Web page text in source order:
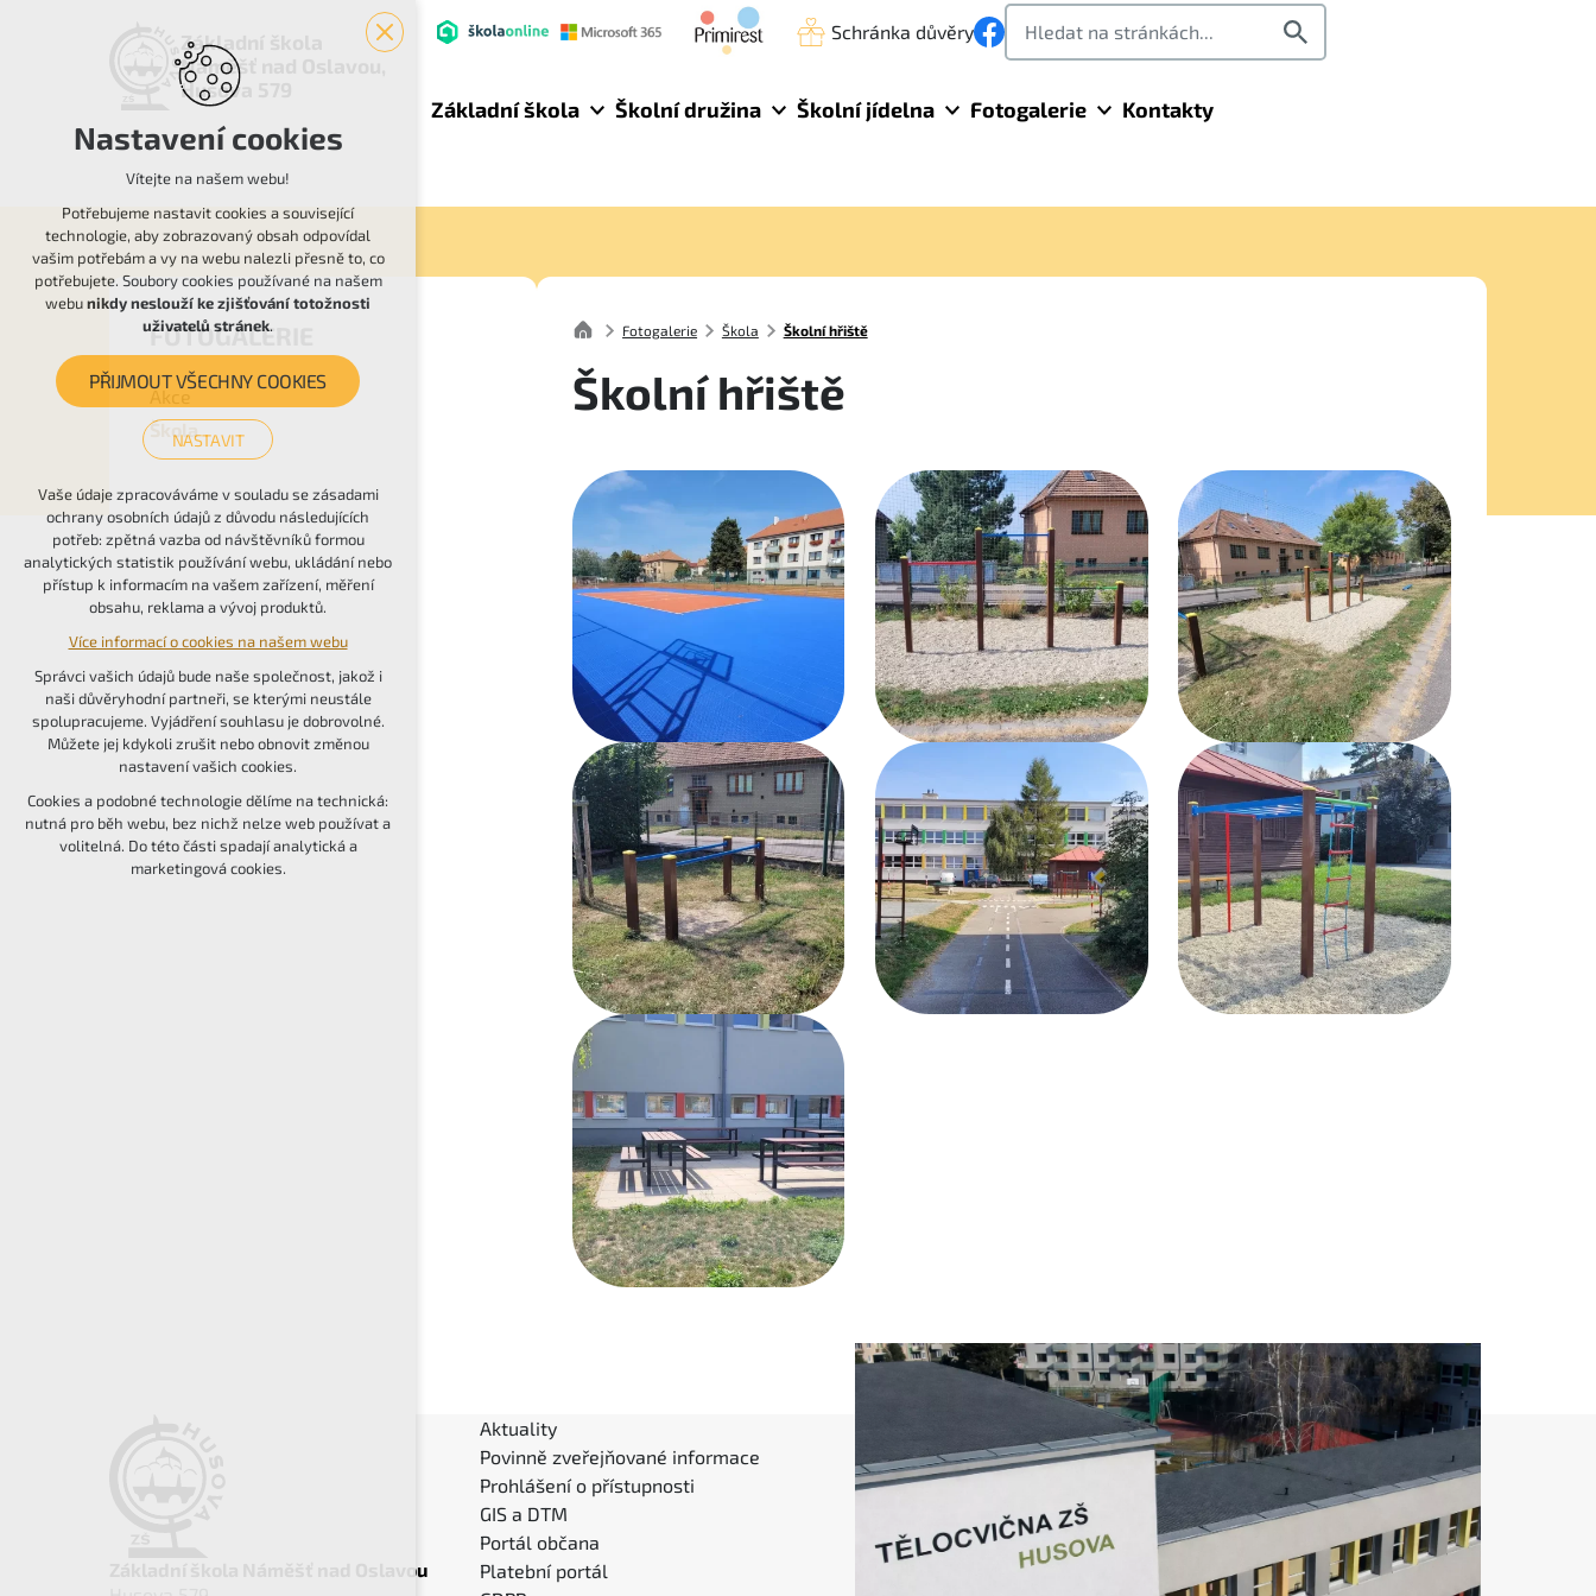
Základní škola
Náměšť nad Oslavou,
Husova 579
Schránka důvěry
Základní škola Školní družina Školní jídelna Fotogalerie Kontakty
Fotogalerie Škola Školní hřiště
Školní hřiště
FOTOGALERIE
Akce
Škola
Základní škola Náměšť nad Oslavou
Aktuality
Povinně zveřejňované informace
Prohlášení o přístupnosti
GIS a DTM
Portál občana
Platební portál
Nastavení cookies
Vítejte na našem webu!
Potřebujeme nastavit cookies a související
technologie, aby zobrazovaný obsah odpovídal
vašim potřebám a vy na webu nalezli přesně to, co
potřebujete. Soubory cookies používané na našem
webunikdy neslouží ke zjišťování totožnosti
uživatelů stránek.
PŘIJMOUT VŠECHNY COOKIES
NASTAVIT
Technická cookies
nutná pro provozování webu
udržení kontextu stránek (session): případná
přihlášení, volby jazyka, apod.
Volitelná cookies
analytická pro anonymizované vyhodnocení
návštěvnosti
marketingová cookies (Google, Seznam,
Facebook)
Více informací o cookies na našem webu
PŘIJMOUT VŠECHNY COOKIES
ODMÍTNOUT VOLITELNÁ
Vaše údaje zpracováváme v souladu se zásadami
ochrany osobních údajů z důvodu následujících
potřeb: zpětná vazba od návštěvníků formou
analytických statistik používání webu, ukládání nebo
přístup k informacím na vašem zařízení, měření
obsahu, reklama a vývoj produktů.
Více informací o cookies na našem webu
Správci vašich údajů bude naše společnost, jakož i
naši důvěryhodní partneři, se kterými neustále
spolupracujeme. Vyjádření souhlasu je dobrovolné.
Můžete jej kdykoli zrušit nebo obnovit změnou
nastavení vašich cookies.
Cookies a podobné technologie dělíme na technická:
nutná pro běh webu, bez nichž nelze web používat a
volitelná. Do této části spadají analytická a
marketingová cookies.